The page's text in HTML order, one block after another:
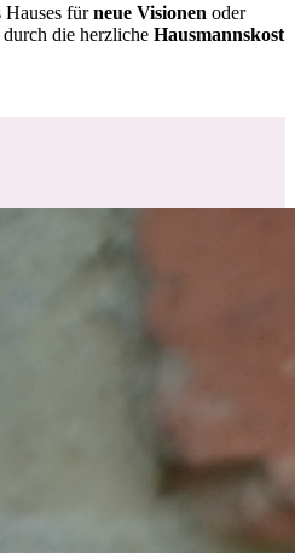
Hauses fürneue Visionen oder
durch die herzliche Hausmannskost